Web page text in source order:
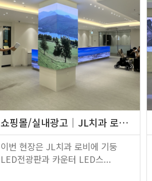
쇼핑몰/실내광고 JL치과 로비 기둥 LED전광판 및 …
이번 현장은 JL치과 로비에 기둥
LED전광판과 카운터 LED스...